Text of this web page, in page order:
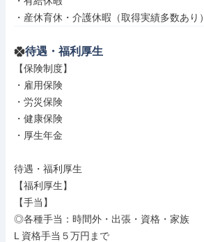
・産休育休・介護休暇（取得実績多数あり）
待遇・福利厚生
【保険制度】
・雇用保険
・労災保険
・健康保険
・厚生年金
待遇・福利厚生
【福利厚生】
【手当】
◎各種手当：時間外・出張・資格・家族
L 資格手当５万円まで